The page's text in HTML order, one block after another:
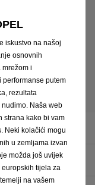
se ovisno o zemlji i
Android Auto je
na
auto
iskustvo na našoj
osnovnih
i
putem
rezultata
Naša web
strana kako bi vam
Neki kolačići mogu
u zemljama izvan
možda još uvijek
tijela za
na vašem